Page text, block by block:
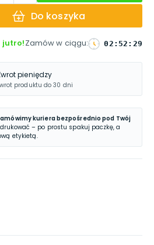
Do koszyka
jutro!Zamów w ciągu: 02 : 52 : 28
pieniędzy
produktu do 30 dni
kuriera bezpośrednio pod Twój
– po prostu spakuj paczkę, a
etykietą.